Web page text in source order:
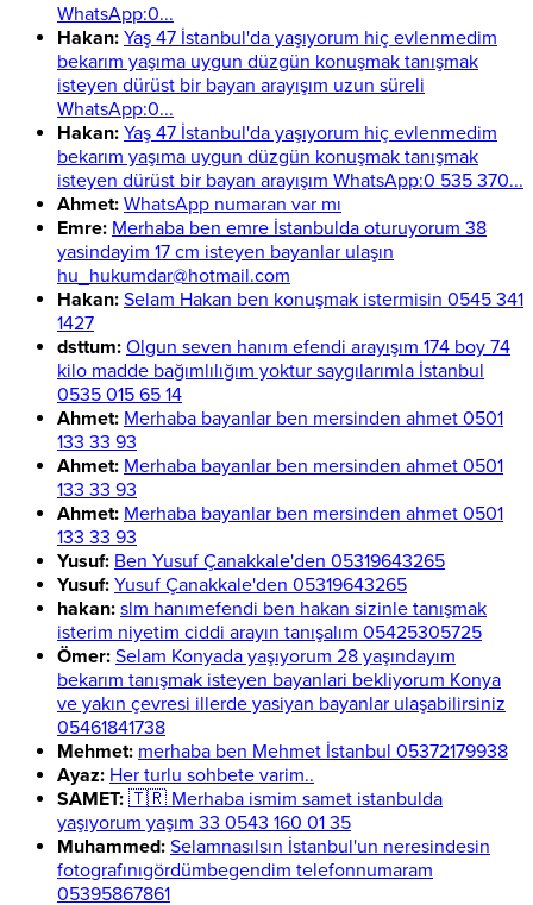
WhatsApp:0...
Hakan: Yaş 47 İstanbul'da yaşıyorum hiç evlenmedim
bekarım yaşıma uygun düzgün konuşmak tanışmak
isteyen dürüst bir bayan arayışım uzun süreli
WhatsApp:0...
Hakan: Yaş 47 İstanbul'da yaşıyorum hiç evlenmedim
bekarım yaşıma uygun düzgün konuşmak tanışmak
isteyen dürüst bir bayan arayışım WhatsApp:0 535 370...
Ahmet: WhatsApp numaran var mı
Emre: Merhaba ben emre İstanbulda oturuyorum 38
yasindayim 17 cm isteyen bayanlar ulaşın
hu_hukumdar@hotmail.com
Hakan: Selam Hakan ben konuşmak istermisin 0545 341
1427
dsttum: Olgun seven hanım efendi arayışım 174 boy 74
kilo madde bağımlılığım yoktur saygılarımla İstanbul
0535 015 65 14
Ahmet: Merhaba bayanlar ben mersinden ahmet 0501
133 33 93
Ahmet: Merhaba bayanlar ben mersinden ahmet 0501
133 33 93
Ahmet: Merhaba bayanlar ben mersinden ahmet 0501
133 33 93
Yusuf: Ben Yusuf Çanakkale'den 05319643265
Yusuf: Yusuf Çanakkale'den 05319643265
hakan: slm hanımefendi ben hakan sizinle tanışmak
isterim niyetim ciddi arayın tanışalım 05425305725
Ömer: Selam Konyada yaşıyorum 28 yaşındayım
bekarım tanışmak isteyen bayanlari bekliyorum Konya
ve yakın çevresi illerde yasiyan bayanlar ulaşabilirsiniz
05461841738
Mehmet: merhaba ben Mehmet İstanbul 05372179938
Ayaz: Her turlu sohbete varim..
SAMET: 🇹🇷 Merhaba ismim samet istanbulda
yaşıyorum yaşım 33 0543 160 01 35
Muhammed: Selamnasılsın İstanbul'un neresindesin
fotografınıgördümbegendim telefonnumaram
05395867861